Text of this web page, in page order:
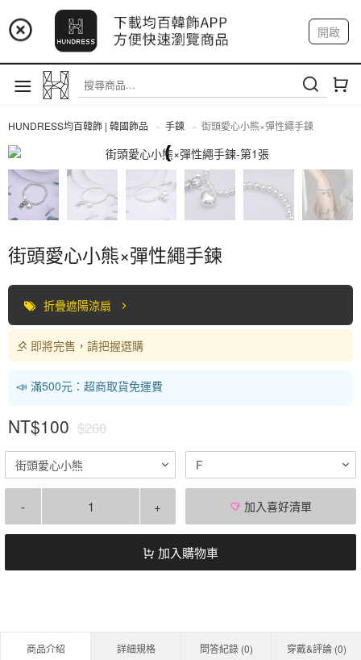
📢 市集預告：9/4-9/6 淡水捷運站
📢 市集預告：9/12-9/13 八里海巡基地
📢 市集預告：8/22-8/23 桃園青埔置地廣場
開啟
註冊 我的帳戶
HUNDRESS均百韓飾 | 韓國飾品 手鍊 街頭愛心小熊×彈性繩手鍊
街頭愛心小熊×彈性繩手鍊
折疊遮陽涼扇
即將完售，請把握選購
📣 滿500元：超商取貨免運費
NT$100 $260
街頭愛心小熊 F
- + 加入喜好清單
加入購物車
商品介紹 詳細規格 問答紀錄 (0) 穿戴&評論 (0)